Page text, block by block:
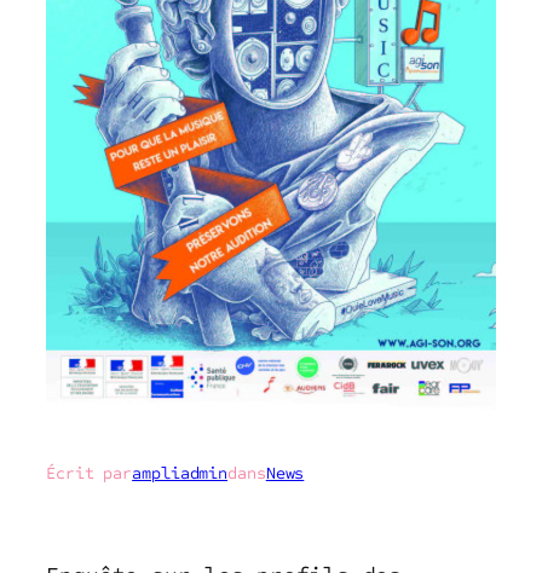
Écrit parampliadmindansNews